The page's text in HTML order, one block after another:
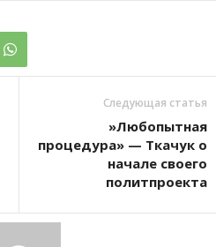
Следующая статья
»Любопытная
процедура» — Ткачук о
начале своего
политпроекта